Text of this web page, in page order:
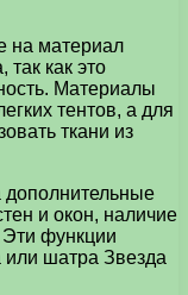
на материал
так как это
Материалы
тентов, а для
ткани из
дополнительные
и окон, наличие
функции
или шатра Звезда